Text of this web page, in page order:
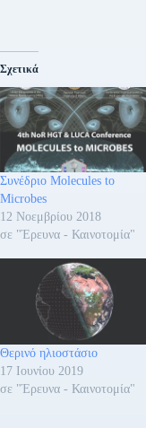
Σχετικά
Συνέδριο Molecules to
Microbes
12 Νοεμβρίου 2018
σε "Έρευνα - Καινοτομία"
Θερινό ηλιοστάσιο
17 Ιουνίου 2019
σε "Έρευνα - Καινοτομία"